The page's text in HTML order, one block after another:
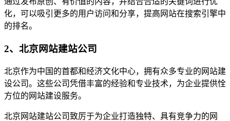
化，可以吸引更多的用户访问和分享，提高网站在搜索引擎中
的排名。
2、北京网站建站公司
北京作为中国的首都和经济文化中心，拥有众多专业的网站建
设公司。这些公司凭借丰富的经验和专业技术，为企业提供恮
方位的网站建设服务。
北京网站建站公司致厉于为企业打造独特、具有竞争力的网